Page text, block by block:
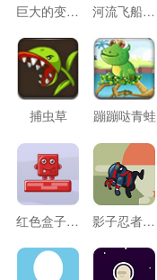
巨大的变异蜘蛛 河流飞船无敌版
捕虫草 蹦蹦哒青蛙
红色盒子小人 影子忍者传说